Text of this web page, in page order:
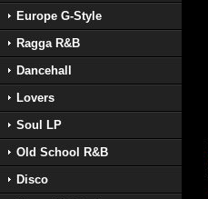
Europe G-Style
Ragga R&B
Dancehall
Lovers
Soul LP
Old School R&B
Disco